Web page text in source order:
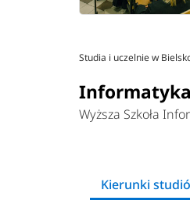
Studia i uczelnie w
Informatyka
Wyższa Szkoła
Kierunki